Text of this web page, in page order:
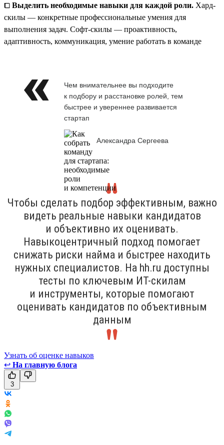
⧠ Выделить необходимые навыки для каждой роли. Хард-
скилы — конкретные профессиональные умения для
выполнения задач. Софт-скилы — проактивность,
адаптивность, коммуникация, умение работать в команде
Чем внимательнее вы подходите
к подбору и расстановке ролей, тем
быстрее и увереннее развивается
стартап
Александра Сергеева
Чтобы сделать подбор эффективным, важно
видеть реальные навыки кандидатов
и объективно их оценивать.
Навыкоцентричный подход помогает
снижать риски найма и быстрее находить
нужных специалистов. На hh.ru доступны
тесты по ключевым ИТ-скилам
и инструменты, которые помогают
оценивать кандидатов по объективным
данным
Узнать об оценке навыков
↩ На главную блога
3